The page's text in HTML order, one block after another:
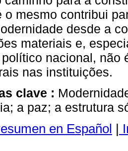
o mesmo contribui
desde a
materiais e,
nacional, não
nas instituições.
clave :
a paz; a estrutura
en Español |